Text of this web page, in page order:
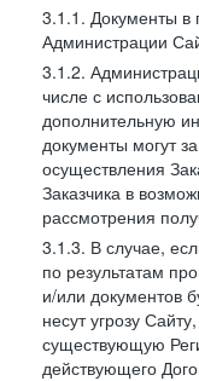
3.1.1. Документы в
Администрации
3.1.2.
числе с
дополнительную
документы могут
осуществления
Заказчика в
рассмотрения
3.1.3. В случае,
по результатам
и/или документов
несут угрозу
существующую
действующего